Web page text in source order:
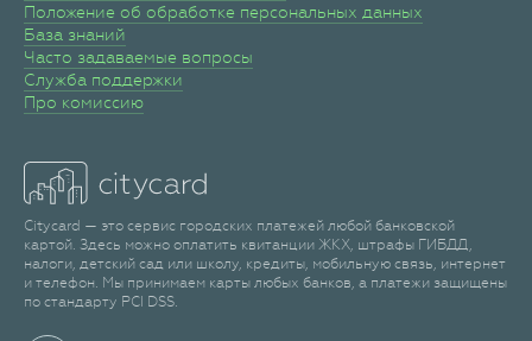
Положение об обработке персональных данных
База знаний
Часто задаваемые вопросы
Служба поддержки
Про комиссию
Citycard — это сервис городских платежей любой банковской
картой. Здесь можно оплатить квитанции ЖКХ, штрафы ГИБДД,
налоги, детский сад или школу, кредиты, мобильную связь, интернет
и телефон. Мы принимаем карты любых банков, а платежи защищены
по стандарту PCI DSS.